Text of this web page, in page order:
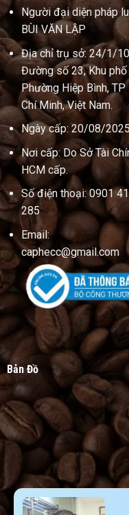
Người đại diện pháp
BÙI VĂN LẬP
Địa chỉ trụ sở: 24/1/10
Đường số 23, Khu phố
Phường Hiệp Bình, TP
Chí Minh, Việt Nam.
Ngày cấp: 20/08/2025
Nơi cấp: Do Sở Tài
HCM cấp.
Số điện thoại: 0901
285
Email:
caphecc@gmail.com
Bản Đồ